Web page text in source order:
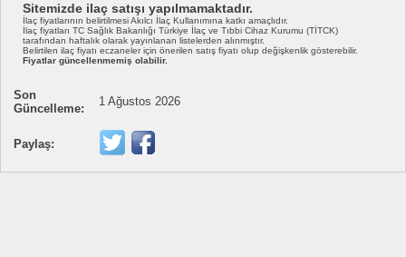
Sitemizde ilaç satışı yapılmamaktadır.
İlaç fiyatlarının belirtilmesi Akılcı İlaç Kullanımına katkı amaçlıdır.
İlaç fiyatları TC Sağlık Bakanlığı Türkiye İlaç ve Tıbbi Cihaz Kurumu (TİTCK)
tarafından haftalık olarak yayınlanan listelerden alınmıştır.
Belirtilen ilaç fiyatı eczaneler için önerilen satış fiyatı olup değişkenlik gösterebilir.
Fiyatlar güncellenmemiş olabilir.
Son
Güncelleme:
1 Ağustos 2026
Paylaş: